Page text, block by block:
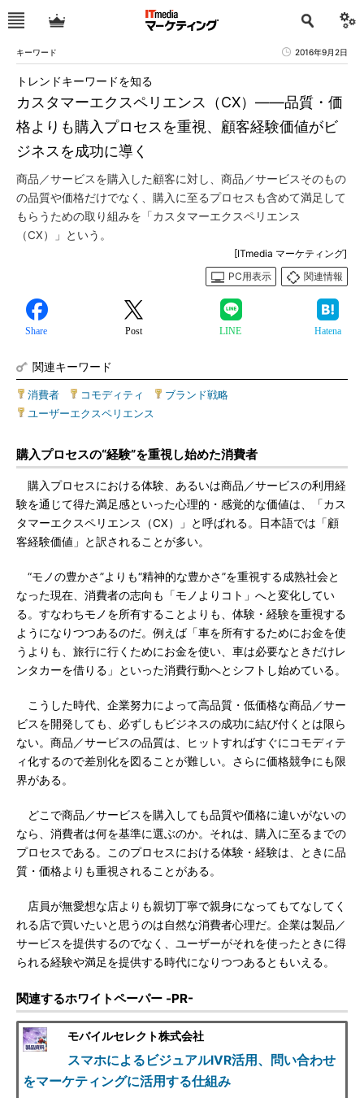
キーワード 2016年9月2日
カスタマーエクスペリエンス（CX）――品質・価
格よりも購入プロセスを重視、顧客経験価値がビ
ジネスを成功に導く
トレンドキーワードを知る
商品／サービスを購入した顧客に対し、商品／サービスそのもの
の品質や価格だけでなく、購入に至るプロセスも含めて満足して
もらうための取り組みを「カスタマーエクスペリエンス
（CX）」という。
[ITmedia マーケティング]
PC用表示
関連情報
Share Post LINE Hatena
関連キーワード
消費者 コモディティ ブランド戦略
ユーザーエクスペリエンス
購入プロセスの“経験”を重視し始めた消費者
購入プロセスにおける体験、あるいは商品／サービスの利用経
験を通じて得た満足感といった心理的・感覚的な価値は、「カス
タマーエクスペリエンス（CX）」と呼ばれる。日本語では「顧
客経験価値」と訳されることが多い。
“モノの豊かさ”よりも“精神的な豊かさ”を重視する成熟社会と
なった現在、消費者の志向も「モノよりコト」へと変化してい
る。すなわちモノを所有することよりも、体験・経験を重視する
ようになりつつあるのだ。例えば「車を所有するためにお金を使
うよりも、旅行に行くためにお金を使い、車は必要なときだけレ
ンタカーを借りる」といった消費行動へとシフトし始めている。
こうした時代、企業努力によって高品質・低価格な商品／サー
ビスを開発しても、必ずしもビジネスの成功に結び付くとは限ら
ない。商品／サービスの品質は、ヒットすればすぐにコモディテ
ィ化するので差別化を図ることが難しい。さらに価格競争にも限
界がある。
どこで商品／サービスを購入しても品質や価格に違いがないの
なら、消費者は何を基準に選ぶのか。それは、購入に至るまでの
プロセスである。このプロセスにおける体験・経験は、ときに品
質・価格よりも重視されることがある。
店員が無愛想な店よりも親切丁寧で親身になってもてなしてく
れる店で買いたいと思うのは自然な消費者心理だ。企業は製品／
サービスを提供するのでなく、ユーザーがそれを使ったときに得
られる経験や満足を提供する時代になりつつあるともいえる。
関連するホワイトペーパー -PR-
モバイルセレクト株式会社
スマホによるビジュアルIVR活用、問い合わせ
をマーケティングに活用する仕組み